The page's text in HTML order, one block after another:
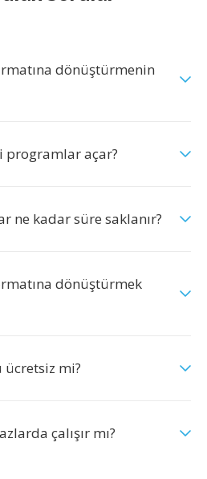
dönüştürmenin
programlar açar?
ne kadar süre saklanır?
dönüştürmek
ücretsiz mi?
çalışır mı?